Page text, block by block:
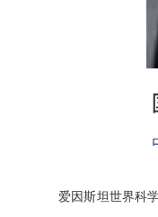
爱因斯坦世界科